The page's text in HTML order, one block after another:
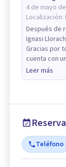
4 de mayo
Localización:
Después de
Ignasi
Gracias por
cuenta con
Leer más
Teléfono